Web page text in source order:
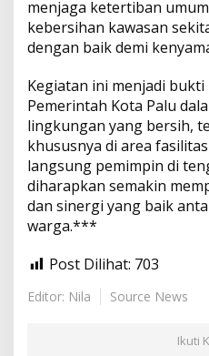
menjaga ketertiban
kebersihan kawasan
dengan baik demi
Kegiatan ini menjadi
Pemerintah Kota Palu
lingkungan yang bersih,
khususnya di area
langsung pemimpin di
diharapkan semakin
dan sinergi yang baik
warga.***
Post Dilihat: 703
Editor: Nila Source News
Ikuti